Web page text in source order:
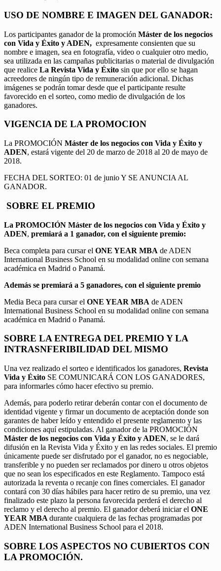
USO DE NOMBRE E IMAGEN DEL GANADOR:
Los participantes ganador de la promoción Máster de los negocios
con Vida y Éxito y ADEN, expresamente consienten que su
nombre e imagen, sea en fotografía, video o cualquier otro medio,
sea utilizada en las campañas publicitarias o material de divulgación
que realice La Revista Vida y Éxito sin que por ello se hagan
acreedores de ningún tipo de remuneración adicional. Dichas
imágenes se podrán tomar desde que el participante resulte
favorecido en el sorteo, como medio de divulgación de los
ganadores.
VIGENCIA DE LA PROMOCION
La PROMOCIÓN Máster de los negocios con Vida y Éxito y
ADEN, estará vigente del 20 de marzo de 2018 al 20 de mayo de
2018.
FECHA DEL SORTEO: 01 de junio Y SE ANUNCIA AL
GANADOR.
SOBRE EL PREMIO
La PROMOCIÓN Máster de los negocios con Vida y Éxito y
ADEN, premiará a 1 ganador, con el siguiente premio:
Beca completa para cursar el ONE YEAR MBA de ADEN
International Business School en su modalidad online con semana
académica en Madrid o Panamá.
Además se premiará a 5 ganadores, con el siguiente premio
Media Beca para cursar el ONE YEAR MBA de ADEN
International Business School en su modalidad online con semana
académica en Madrid o Panamá.
SOBRE LA ENTREGA DEL PREMIO Y LA
INTRASNFERIBILIDAD DEL MISMO
Una vez realizado el sorteo e identificados los ganadores, Revista
Vida y Éxito SE COMUNICARÁ CON LOS GANADORES,
para informarles cómo hacer efectivo su premio.
Además, para poderlo retirar deberán contar con el documento de
identidad vigente y firmar un documento de aceptación donde son
garantes de haber leído y entendido el presente reglamento y las
condiciones aquí estipuladas. Al ganador de la PROMOCIÓN
Máster de los negocios con Vida y Éxito y ADEN, se le dará
difusión en la Revista Vida y Éxito y en las redes sociales. El premio
únicamente puede ser disfrutado por el ganador, no es negociable,
transferible y no pueden ser reclamados por dinero u otros objetos
que no sean los especificados en este Reglamento. Tampoco está
autorizada la reventa o recanje con fines comerciales. El ganador
contará con 30 días hábiles para hacer retiro de su premio, una vez
finalizado este plazo la persona favorecida perderá el derecho al
reclamo y el derecho al premio. El ganador deberá iniciar el ONE
YEAR MBA durante cualquiera de las fechas programadas por
ADEN International Business School para el 2018.
SOBRE LOS ASPECTOS NO CUBIERTOS CON
LA PROMOCIÓN.